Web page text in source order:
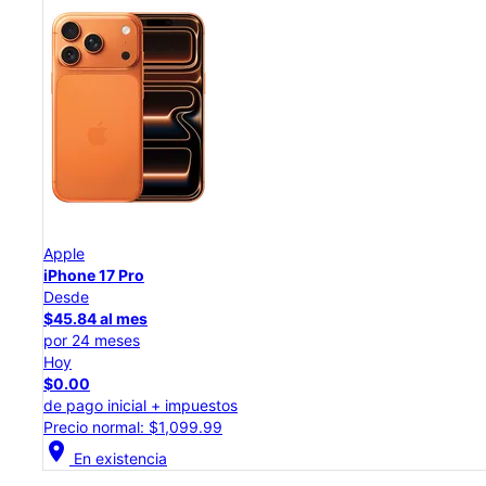
Apple
iPhone 17 Pro
Desde
$45.84 al mes
por 24 meses
Hoy
$0.00
de pago inicial + impuestos
Precio normal: $1,099.99
location_on En existencia